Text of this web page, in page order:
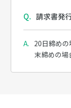
請求書発
20日締め
末締めの場